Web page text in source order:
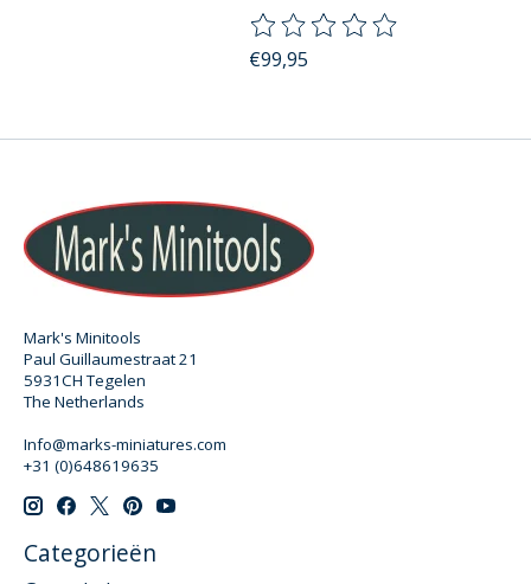
De beoordeling van dit
€99,95
Mark's Minitools
Paul Guillaumestraat 21
5931CH Tegelen
The Netherlands
Info@marks-miniatures.com
+31 (0)648619635
Categorieën